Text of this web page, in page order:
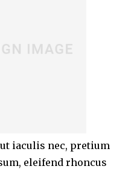
iaculis nec, pretium
eleifend rhoncus